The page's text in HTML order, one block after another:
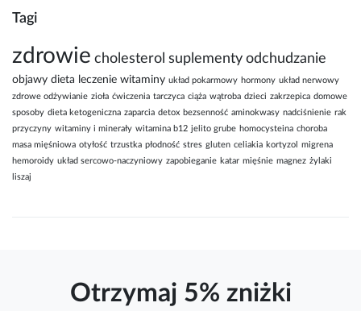
Tagi
zdrowie cholesterol suplementy odchudzanie
objawy dieta leczenie witaminy układ pokarmowy hormony układ nerwowy
zdrowe odżywianie zioła ćwiczenia tarczyca ciąża wątroba dzieci zakrzepica domowe
sposoby dieta ketogeniczna zaparcia detox bezsenność aminokwasy nadciśnienie rak
przyczyny witaminy i minerały witamina b12 jelito grube homocysteina choroba
masa mięśniowa otyłość trzustka płodność stres gluten celiakia kortyzol
migrena
hemoroidy układ sercowo-naczyniowy zapobieganie katar mięśnie magnez żylaki
liszaj
Otrzymaj 5% zniżki